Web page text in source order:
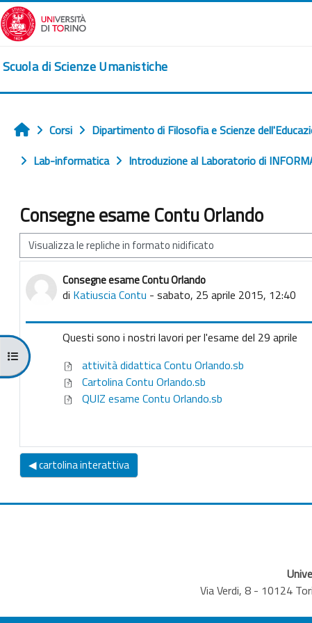
Vai al contenuto principale
Scuola di Scienze Umanistiche
Apri indice del corso
Home
Corsi Dipartimento di Filosofia e Scienze
Lab-informatica
Introduzione al Laboratorio di
Consegne esame Contu Orlando
Modalità visualizzazione
Consegne esame Contu Orlando
di Katiuscia Contu - sabato, 25 aprile 2015, 12:40
Numero di risposte: 0
Questi sono i nostri lavori per l'esame del 29 aprile
attività didattica Contu Orlando.sb
Cartolina Contu Orlando.sb
QUIZ esame Contu Orlando.sb
◀︎ cartolina interattiva
Via Verdi, 8 - 10124